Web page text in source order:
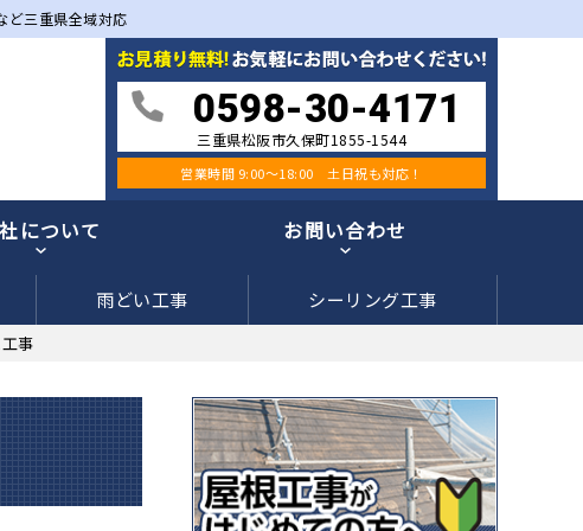
ど三重県全域対応
0598-30-4171
三重県松阪市久保町1855-1544
営業時間 9:00〜18:00 土日祝も対応！
について お問い合わせ
雨どい工事 シーリング工事
事